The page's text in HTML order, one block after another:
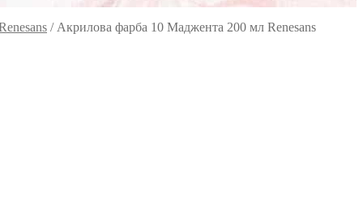
/ Акрилова фарба 10 Маджента 200 мл Renesans